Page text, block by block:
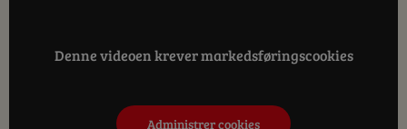
Denne videoen krever markedsføringscookies
Administrer cookies